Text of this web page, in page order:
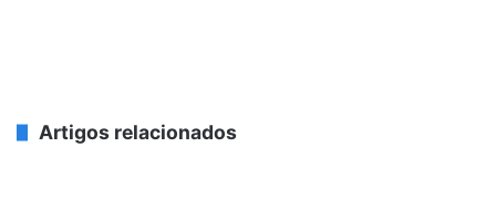
Artigos relacionados